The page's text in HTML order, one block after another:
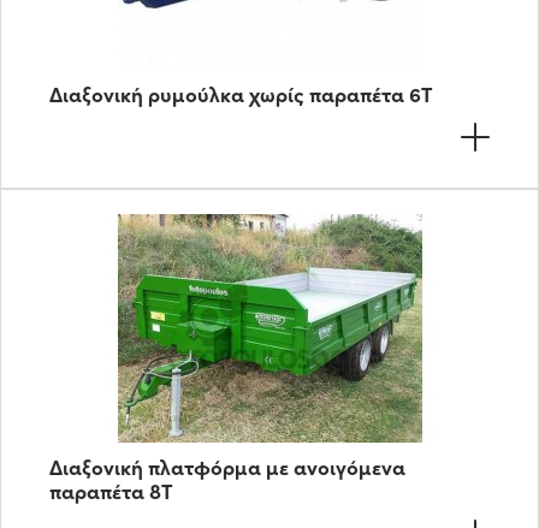
Διαξονική ρυμούλκα χωρίς παραπέτα 6Τ
Διαξονική πλατφόρμα με ανοιγόμενα
παραπέτα 8Τ